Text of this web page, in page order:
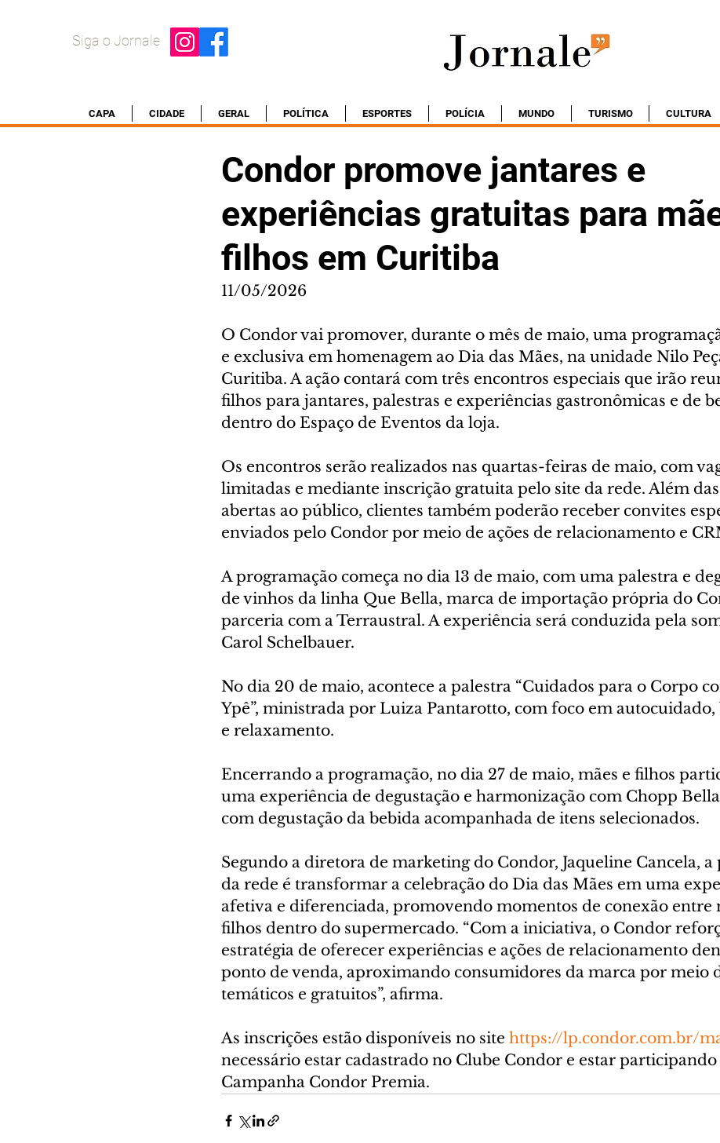
Siga o Jornale
CAPA CIDADE GERAL POLÍTICA ESPORTES POLÍCIA MUNDO TURISMO CULTURA
Condor promove jantares e
experiências gratuitas para
filhos em Curitiba
11/05/2026
O Condor vai promover, durante o mês de maio, uma
e exclusiva em homenagem ao Dia das Mães, na unidade Nilo
Curitiba. A ação contará com três encontros especiais que irão
filhos para jantares, palestras e experiências gastronômicas e de
dentro do Espaço de Eventos da loja.
Os encontros serão realizados nas quartas-feiras de maio, com
limitadas e mediante inscrição gratuita pelo site da rede. Além
abertas ao público, clientes também poderão receber convites
enviados pelo Condor por meio de ações de relacionamento e
A programação começa no dia 13 de maio, com uma palestra e
de vinhos da linha Que Bella, marca de importação própria do
parceria com a Terraustral. A experiência será conduzida pela
Carol Schelbauer.
No dia 20 de maio, acontece a palestra “Cuidados para o Corpo
Ypê”, ministrada por Luiza Pantarotto, com foco em
e relaxamento.
Encerrando a programação, no dia 27 de maio, mães e filhos
uma experiência de degustação e harmonização com Chopp
com degustação da bebida acompanhada de itens selecionados.
Segundo a diretora de marketing do Condor, Jaqueline Cancela, a
da rede é transformar a celebração do Dia das Mães em uma
afetiva e diferenciada, promovendo momentos de conexão entre
filhos dentro do supermercado. “Com a iniciativa, o Condor
estratégia de oferecer experiências e ações de relacionamento
ponto de venda, aproximando consumidores da marca por meio
temáticos e gratuitos”, afirma.
As inscrições estão disponíveis no site https://lp.condor.com.br/
necessário estar cadastrado no Clube Condor e estar participando
Campanha Condor Premia.